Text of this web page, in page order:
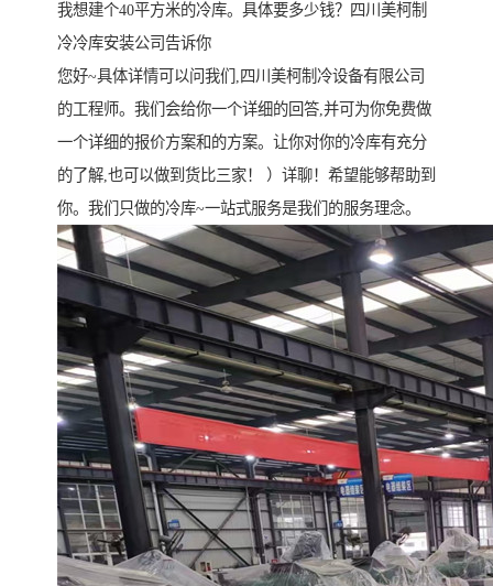
我想建个40平方米的冷库。具体要多少钱？四川美柯制
冷冷库安装公司告诉你
您好~具体详情可以问我们,四川美柯制冷设备有限公司
的工程师。我们会给你一个详细的回答,并可为你免费做
一个详细的报价方案和的方案。让你对你的冷库有充分
的了解,也可以做到货比三家！ ）详聊！希望能够帮助到
你。我们只做的冷库~一站式服务是我们的服务理念。